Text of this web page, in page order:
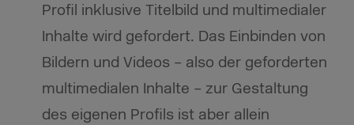
Profil inklusive Titelbild und multimedialer
Inhalte wird gefordert. Das Einbinden von
Bildern und Videos – also der geforderten
multimedialen Inhalte – zur Gestaltung
des eigenen Profils ist aber allein